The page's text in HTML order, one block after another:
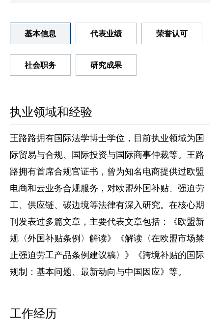
基本信息 代表业绩 荣誉认可
社会职务 研究成果
执业领域和经验
王路路拥有国际法学博士学位，目前执业领域为国
际贸易与合规、国际投资与国际商事仲裁等。王路
路拥有首席合规官证书，曾为知名电商提供过欧盟
电商和云业务合规服务，对欧盟外国补贴、强迫劳
工、供应链、碳边境等法律有深入研究。在核心期
刊发表过多篇文章，主要代表文章包括：《欧盟新
规〈外国补贴条例〉解读》《解读〈在欧盟市场禁
止强迫劳工产品条例建议稿〉》《跨境补贴的国际
规制：基本问题、最新动向与中国因应》等。
工作经历